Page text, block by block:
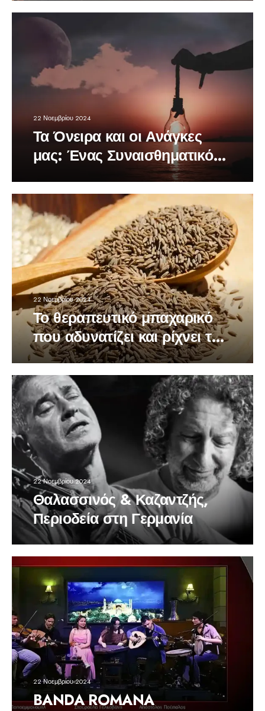
22 Νοεμβρίου 2024
Τα Όνειρα και οι Ανάγκες
μας: Ένας Συναισθηματικός
22 Νοεμβρίου 2024
Το θεραπευτικό μπαχαρικό
που αδυνατίζει και ρίχνει τη
χοληστερόλη …
22 Νοεμβρίου 2024
Θαλασσινός & Καζαντζής,
Περιοδεία στη Γερμανία
22 Νοεμβρίου 2024
BANDA ROMANA